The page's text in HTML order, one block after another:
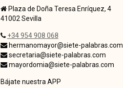
Plaza de Doña Teresa Enríquez, 4
41002 Sevilla
+34 954 908 068
hermanomayor@siete-palabras.com
secretaria@siete-palabras.com
mayordomia@siete-palabras.com
Bájate nuestra APP